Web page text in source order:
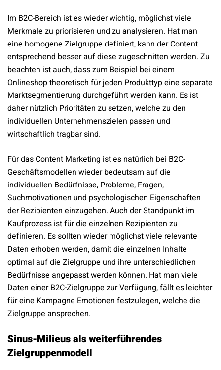
Im B2C-Bereich ist es wieder wichtig, möglichst viele
Merkmale zu priorisieren und zu analysieren. Hat man
eine homogene Zielgruppe definiert, kann der Content
entsprechend besser auf diese zugeschnitten werden. Zu
beachten ist auch, dass zum Beispiel bei einem
Onlineshop theoretisch für jeden Produkttyp eine separate
Marktsegmentierung durchgeführt werden kann. Es ist
daher nützlich Prioritäten zu setzen, welche zu den
individuellen Unternehmenszielen passen und
wirtschaftlich tragbar sind.
Für das Content Marketing ist es natürlich bei B2C-
Geschäftsmodellen wieder bedeutsam auf die
individuellen Bedürfnisse, Probleme, Fragen,
Suchmotivationen und psychologischen Eigenschaften
der Rezipienten einzugehen. Auch der Standpunkt im
Kaufprozess ist für die einzelnen Rezipienten zu
definieren. Es sollten wieder möglichst viele relevante
Daten erhoben werden, damit die einzelnen Inhalte
optimal auf die Zielgruppe und ihre unterschiedlichen
Bedürfnisse angepasst werden können. Hat man viele
Daten einer B2C-Zielgruppe zur Verfügung, fällt es leichter
für eine Kampagne Emotionen festzulegen, welche die
Zielgruppe ansprechen.
Sinus-Milieus als weiterführendes
Zielgruppenmodell